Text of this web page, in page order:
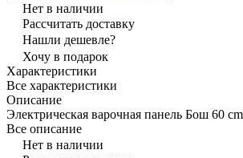
Нет в наличии
Рассчитать доставку
Нашли дешевле?
Хочу в подарок
Характеристики
Все характеристики
Описание
Электрическая варочная панель Бош 60
Все описание
Нет в наличии